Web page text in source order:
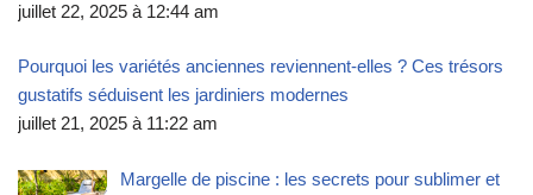
juillet 22, 2025 à 12:44 am
Pourquoi les variétés anciennes reviennent-elles ? Ces trésors
gustatifs séduisent les jardiniers modernes
juillet 21, 2025 à 11:22 am
Margelle de piscine : les secrets pour sublimer et